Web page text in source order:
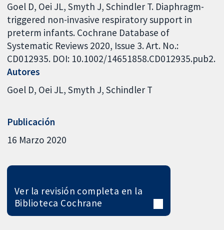
Goel D, Oei JL, Smyth J, Schindler T. Diaphragm-
triggered non-invasive respiratory support in
preterm infants. Cochrane Database of
Systematic Reviews 2020, Issue 3. Art. No.:
CD012935. DOI: 10.1002/14651858.CD012935.pub2.
Autores
Goel D Oei JL Smyth J Schindler T
Publicación
16 Marzo 2020
Ver la revisión completa en la
Biblioteca Cochrane